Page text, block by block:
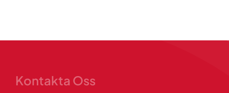
Kontakta Oss